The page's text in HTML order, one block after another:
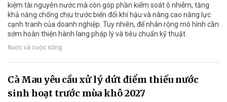
kiệm tài nguyên nước mà còn góp phần kiểm soát ô nhiễm, tăng
khả năng chống chịu trước biến đổi khí hậu và nâng cao năng lực
cạnh tranh của doanh nghiệp. Tuy nhiên, để nhân rộng mô hình cần
sớm hoàn thiện hành lang pháp lý và tiêu chuẩn kỹ thuật.
Nước và cuộc sống
Cà Mau yêu cầu xử lý dứt điểm thiếu nước
sinh hoạt trước mùa khô 2027